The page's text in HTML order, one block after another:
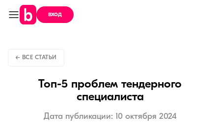
вход
← ВСЕ СТАТЬИ
Топ-5 проблем тендерного
специалиста
Дата публикации: 10 октября 2024